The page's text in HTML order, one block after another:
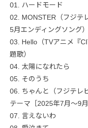
01. ハードモード
02. MONSTER（フジテ
5月エンディングソング）
03. Hello（TVアニメ『
題歌）
04. 太陽になれたら
05. そのうち
06. ちゃんと（フジテレ
テーマ［2025年7月〜9月
07. 言えないわ